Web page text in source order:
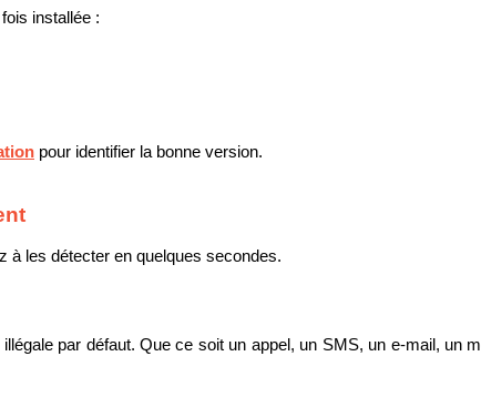
installée :
pour identifier la bonne version.
à les détecter en quelques secondes.
par défaut. Que ce soit un appel, un SMS, un e-mail, un